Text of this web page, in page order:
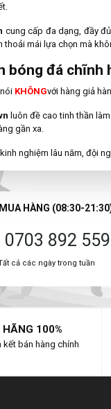
cung cấp đa dạng, đầy
thoải mái lựa chọn mà
bóng đá chĩnh
KHÔNGvới hàng giả
luôn đề cao tinh thần
gần xa.
nghiệm lâu năm, đội
HÀNG (08:30-
0703 892 559
cả các ngày trong tuần
100%
kết bán hàng chính